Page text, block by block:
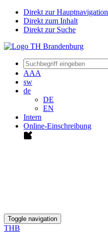
Direkt zur Hauptnavigation
Direkt zum Inhalt
Direkt zur Suche
AAA
sw
de
DE
EN
Intern
Online-Einschreibung
Toggle navigation
THB